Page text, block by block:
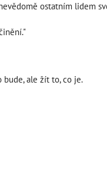
ostatním lidem
bude, ale žít to, co je.